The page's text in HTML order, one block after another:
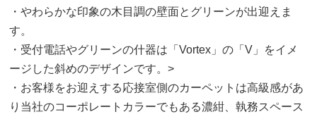
・やわらかな印象の木目調の壁面とグリーンが出迎えま
す。
・受付電話やグリーンの什器は「Vortex」の「V」をイメ
ージした斜めのデザインです。>
・お客様をお迎えする応接室側のカーペットは高級感があ
り当社のコーポレートカラーでもある濃紺、執務スペース